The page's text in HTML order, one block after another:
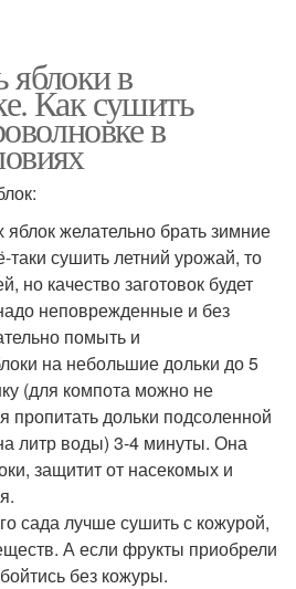
в
Как сушить
в
желательно брать зимние
таки сушить летний урожай, то
но качество заготовок будет
неповрежденные и без
помыть и
на небольшие дольки до 5
(для компота можно не
пропитать дольки подсоленной
литр воды) 3-4 минуты. Она
защитит от насекомых и
сада лучше сушить с кожурой,
А если фрукты приобрели
без кожуры.